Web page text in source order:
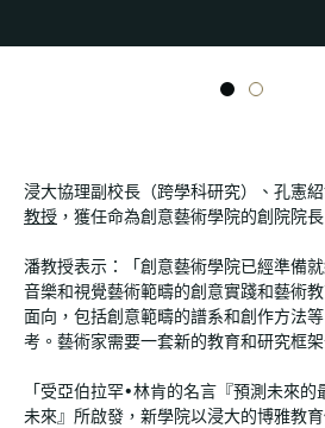
1 2
浸大協理副校長（跨學科研究）、孔憲
教授 ，獲任命為創意藝術學院的創院院長
潘教授表示：「創意藝術學院已經準備
音樂和視覺藝術範疇的創意實踐和藝術
面向，包括創意範疇的譜系和創作方法
考。藝術家需要一套新的教育和研究框
「受亞伯拉罕•林肯的名言『預測未來
未來』所啟發，新學院以浸大的博雅教